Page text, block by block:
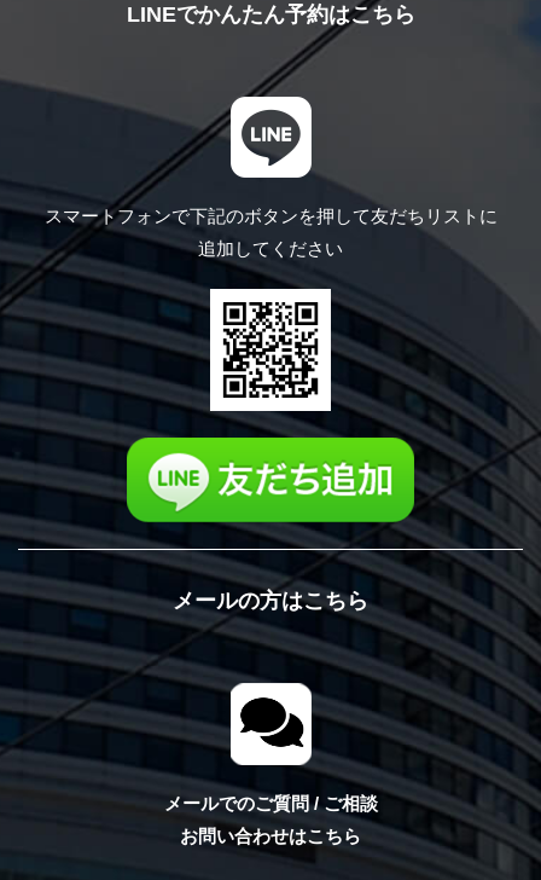
LINEでかんたん予約はこちら
スマートフォンで下記のボタンを押して友だちリストに
追加してください
メールの方はこちら
メールでのご質問 / ご相談
お問い合わせはこちら